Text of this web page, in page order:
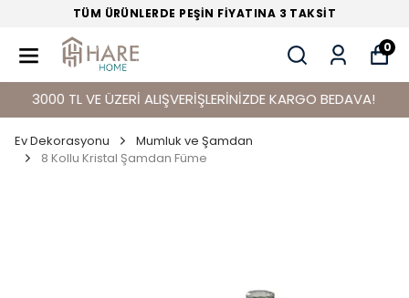
TÜM ÜRÜNLERDE PEŞİN FİYATINA 3 TAKSİT
0
3000 TL VE ÜZERİ ALIŞVERİŞLERİNİZDE KARGO BEDAVA!
Ev Dekorasyonu
Mumluk ve Şamdan
8 Kollu Kristal Şamdan Füme